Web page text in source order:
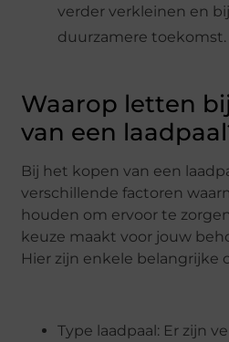
verder verkleinen en
duurzamere toekomst.
Waarop letten
van een
Bij het kopen van een
verschillende factoren
houden om ervoor te
keuze maakt voor jouw
Hier zijn enkele belangrijke
Type laadpaal: Er zijn